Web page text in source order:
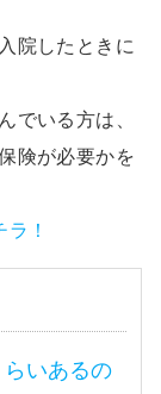
院したときに
でいる方は、
険が必要かを
！
いあるの